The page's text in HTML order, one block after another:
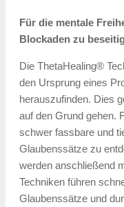
Für die mentale
Blockaden zu
Die ThetaHealing®
den Ursprung eines
herauszufinden. Dies
auf den Grund gehen.
schwer fassbare und
Glaubenssätze zu
werden anschließend
Techniken führen
Glaubenssätze und